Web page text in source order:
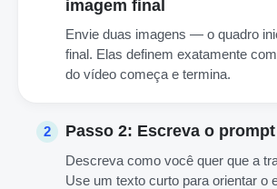
imagem final
Envie duas imagens — o quadro
final. Elas definem exatamente
do vídeo começa e termina.
2 Passo 2: Escreva o prompt
Descreva como você quer que a
Use um texto curto para orientar o